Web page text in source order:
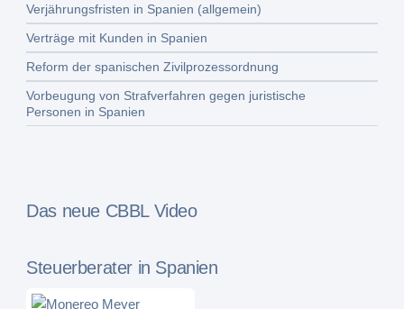
Verjährungsfristen in Spanien (allgemein)
Verträge mit Kunden in Spanien
Reform der spanischen Zivilprozessordnung
Vorbeugung von Strafverfahren gegen juristische
Personen in Spanien
Das neue CBBL Video
Steuerberater in Spanien